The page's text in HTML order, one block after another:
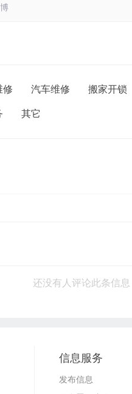
修 汽车维修 搬家开锁
其它
还没有人评论此条信息
信息服务
发布信息